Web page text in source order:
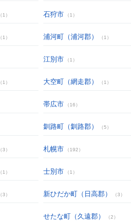
（1） 石狩市 （1）
（1） 浦河町（浦河郡） （1）
江別市 （1）
（1） 大空町（網走郡） （1）
帯広市 （16）
釧路町（釧路郡） （5）
（3） 札幌市 （192）
（1） 士別市 （1）
（3） 新ひだか町（日高郡） （3）
せたな町（久遠郡） （2）